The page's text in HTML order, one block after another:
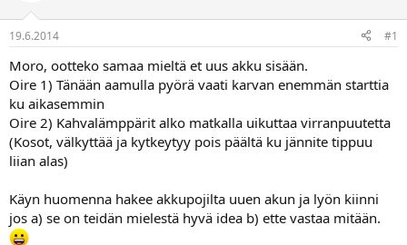
t
e
u
n
a
l
o
t
a
j
a
s
i
v
ä
19.6.2014 #1
Moro, ootteko samaa mieltä et uus akku sisään.
Oire 1) Tänään aamulla pyörä vaati karvan enemmän starttia
ku aikasemmin
Oire 2) Kahvalämppärit alko matkalla uikuttaa virranpuutetta
(Kosot, välkyttää ja kytkeytyy pois päältä ku jännite tippuu
liian alas)
Käyn huomenna hakee akkupojilta uuen akun ja lyön kiinni
jos a) se on teidän mielestä hyvä idea b) ette vastaa mitään.